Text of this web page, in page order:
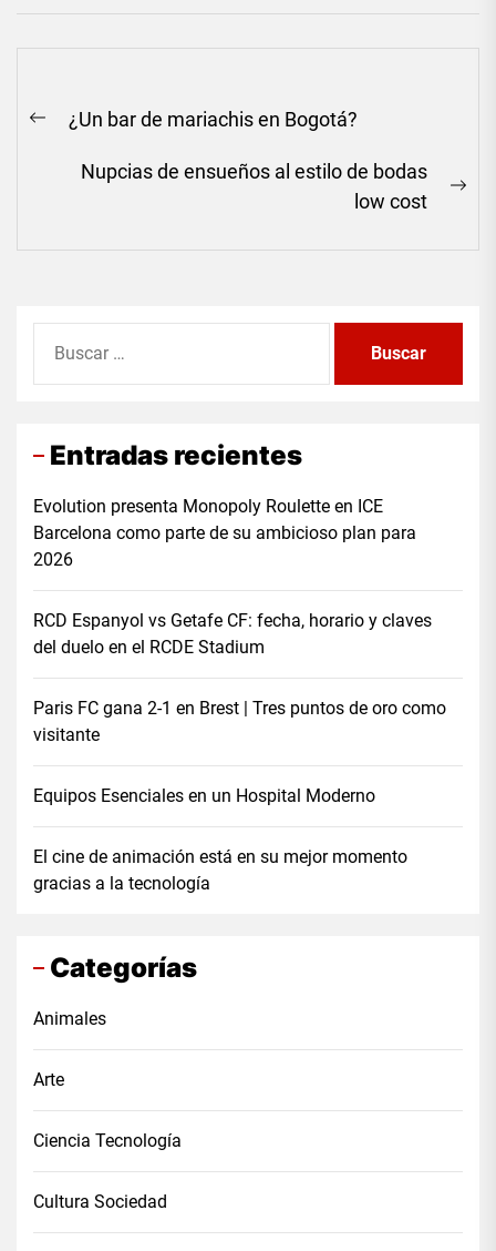
de
entradas
Previous
¿Un bar de mariachis en Bogotá?
Nupcias de ensueños al estilo de bodas
low cost
Entradas recientes
Evolution presenta Monopoly Roulette en ICE
Barcelona como parte de su ambicioso plan para
2026
RCD Espanyol vs Getafe CF: fecha, horario y claves
del duelo en el RCDE Stadium
Paris FC gana 2-1 en Brest | Tres puntos de oro como
visitante
Equipos Esenciales en un Hospital Moderno
El cine de animación está en su mejor momento
gracias a la tecnología
Categorías
Animales
Arte
Ciencia Tecnología
Cultura Sociedad